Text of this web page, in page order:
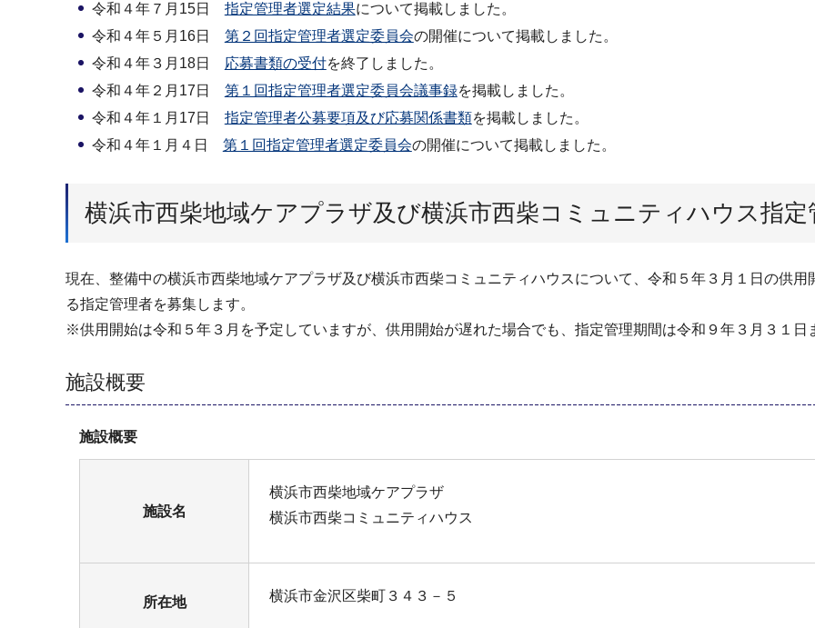
令和４年７月15日 指定管理者選定結果について掲載しました。
令和４年５月16日 第２回指定管理者選定委員会の開催について掲載しました。
令和４年３月18日 応募書類の受付を終了しました。
令和４年２月17日 第１回指定管理者選定委員会議事録を掲載しました。
令和４年１月17日 指定管理者公募要項及び応募関係書類を掲載しました。
令和４年１月４日 第１回指定管理者選定委員会の開催について掲載しました。
横浜市西柴地域ケアプラザ及び横浜市西柴コミュニティハウス指定
現在、整備中の横浜市西柴地域ケアプラザ及び横浜市西柴コミュニティハウスについて、令和５年３月１日の供
る指定管理者を募集します。
※供用開始は令和５年３月を予定していますが、供用開始が遅れた場合でも、指定管理期間は令和９年３月３１日
施設概要
施設概要
施設名
横浜市西柴地域ケアプラザ
横浜市西柴コミュニティハウス
所在地 横浜市金沢区柴町３４３－５